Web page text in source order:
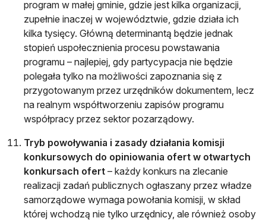
program w małej gminie, gdzie jest kilka organizacji,
zupełnie inaczej w województwie, gdzie działa ich
kilka tysięcy. Główną determinantą będzie jednak
stopień uspołecznienia procesu powstawania
programu – najlepiej, gdy partycypacja nie będzie
polegała tylko na możliwości zapoznania się z
przygotowanym przez urzędników dokumentem, lecz
na realnym współtworzeniu zapisów programu
współpracy przez sektor pozarządowy.
Tryb powoływania i zasady działania komisji
konkursowych do opiniowania ofert w otwartych
konkursach ofert – każdy konkurs na zlecanie
realizacji zadań publicznych ogłaszany przez władze
samorządowe wymaga powołania komisji, w skład
której wchodzą nie tylko urzędnicy, ale również osoby